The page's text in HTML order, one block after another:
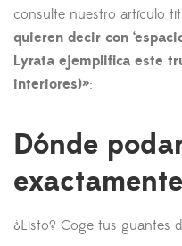
consulte nuestro artículo
quieren decir con
Lyrata ejemplifica este
interiores)»:
Dónde
exactamente
¿Listo? Coge tus guantes